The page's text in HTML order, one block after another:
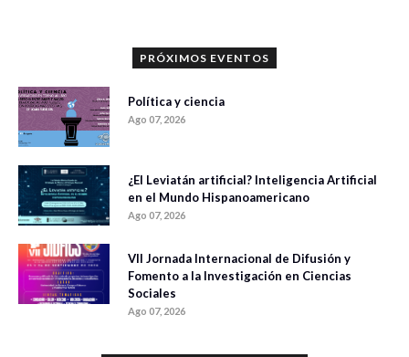
PRÓXIMOS EVENTOS
Política y ciencia
Ago 07, 2026
¿El Leviatán artificial? Inteligencia Artificial
en el Mundo Hispanoamericano
Ago 07, 2026
VII Jornada Internacional de Difusión y
Fomento a la Investigación en Ciencias
Sociales
Ago 07, 2026